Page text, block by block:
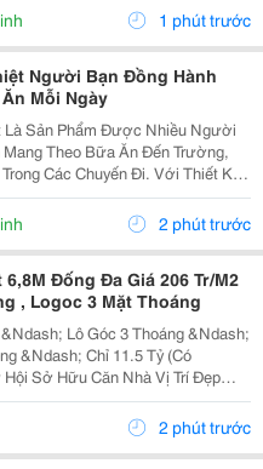
Sử Dụng Trong Các Hoạt
1 phút trước
Người Bạn Đồng Hành
Mỗi Ngày
Là Sản Phẩm Được Nhiều Người
Theo Bữa Ăn Đến Trường,
Các Chuyến Đi. Với Thiết Kế
Việc Chuẩn Bị Và Mang Cơm
Đồng Thời Tạo Sự Chủ Động
2 phút trước
Đống Đa Giá 206 Tr/M2
, Logoc 3 Mặt Thoáng
Lô Góc 3 Thoáng &Ndash;
&Ndash; Chỉ 11.5 Tỷ (Có
Sở Hữu Căn Nhà Vị Trí Đẹp
Đống Đa, Chỉ Vài Bước Chân Ra
Khu Vực Dân Trí Cao, Giao
2 phút trước